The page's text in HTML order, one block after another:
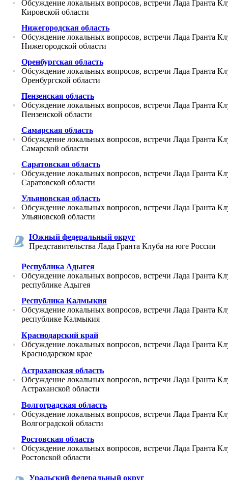
Обсуждение локальных вопросов, встречи Лада Гранта
Кировской области
Нижегородская область
Обсуждение локальных вопросов, встречи Лада Гранта
Нижегородской области
Оренбургская область
Обсуждение локальных вопросов, встречи Лада Гранта
Оренбургской области
Пензенская область
Обсуждение локальных вопросов, встречи Лада Гранта
Пензенской области
Самарская область
Обсуждение локальных вопросов, встречи Лада Гранта
Самарской области
Саратовская область
Обсуждение локальных вопросов, встречи Лада Гранта
Саратовской области
Ульяновская область
Обсуждение локальных вопросов, встречи Лада Гранта
Ульяновской области
Южный федеральный округ
Представительства Лада Гранта Клуба на юге России
Республика Адыгея
Обсуждение локальных вопросов, встречи Лада Гранта
республике Адыгея
Республика Калмыкия
Обсуждение локальных вопросов, встречи Лада Гранта
республике Калмыкия
Краснодарский край
Обсуждение локальных вопросов, встречи Лада Гранта
Краснодарском крае
Астраханская область
Обсуждение локальных вопросов, встречи Лада Гранта
Астраханской области
Волгоградская область
Обсуждение локальных вопросов, встречи Лада Гранта
Волгоградской области
Ростовская область
Обсуждение локальных вопросов, встречи Лада Гранта
Ростовской области
Уральский федеральный округ